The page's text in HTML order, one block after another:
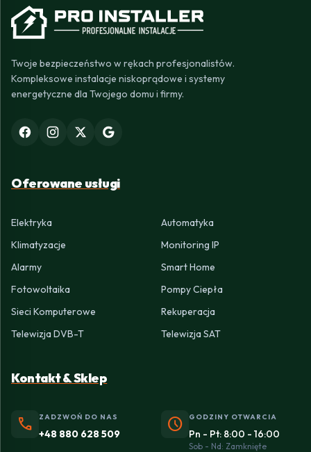
Twoje bezpieczeństwo w rękach profesjonalistów.
Kompleksowe instalacje niskoprądowe i systemy
energetyczne dla Twojego domu i firmy.
Oferowane usługi
Elektryka
Automatyka
Klimatyzacje
Monitoring IP
Alarmy
Smart Home
Fotowoltaika
Pompy Ciepła
Sieci Komputerowe
Rekuperacja
Telewizja DVB-T
Telewizja SAT
Kontakt & Sklep
phone ZADZWOŃ DO NAS
+48 880 628 509 schedule GODZINY OTWARCIA
Pn - Pt: 8:00 - 16:00
Sob - Nd: Zamknięte